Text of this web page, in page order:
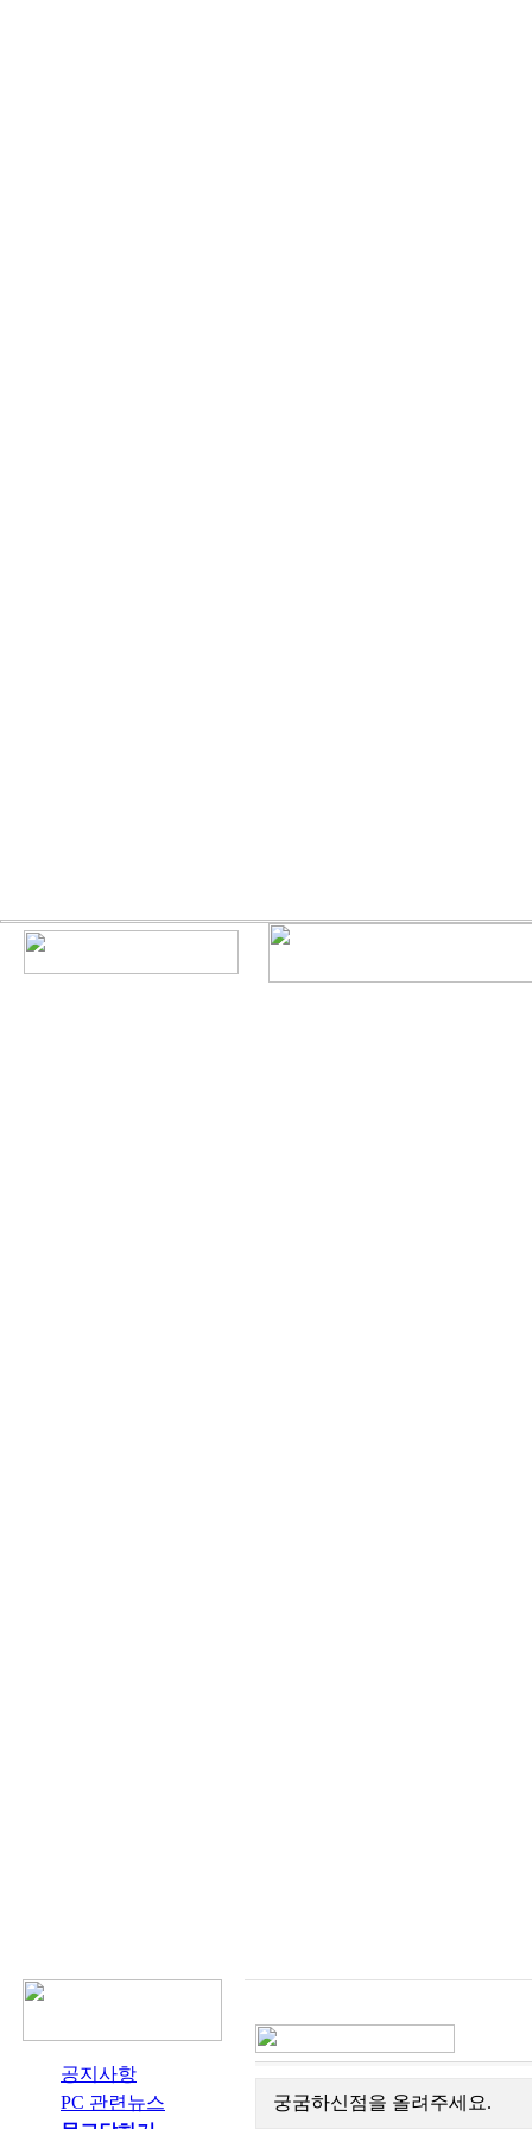
공지사항
PC 관련뉴스
궁굼하신점을 올려주세요.